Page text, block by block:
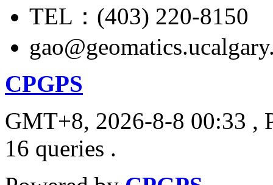
TEL：(403) 220-8150
CPGPS
GMT+8, 2026-8-8 00:33 ,
16 queries .